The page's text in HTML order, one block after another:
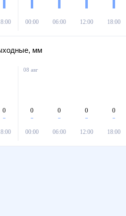
00:00 06:00 12:00 18:00
мм
0
08 авг
0
00:00
0
06:00
0
12:00
0
18:00